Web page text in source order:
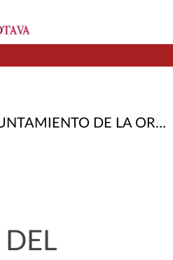
APRUEBA LAS ORDENANZAS FISCALES DE 2020
DEL